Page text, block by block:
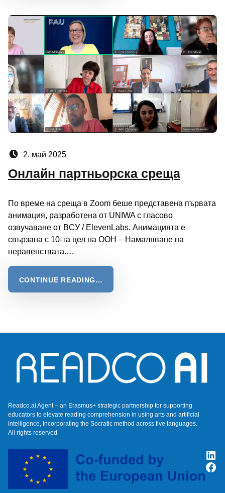
Posted on:
2. май 2025
Онлайн партньорска среща
По време на среща в Zoom беше представена първата
анимация, разработена от UNIWA с гласово
озвучаване от ВCУ / ElevenLabs. Анимацията е
свързана с 10-та цел на ООН – Намаляване на
неравенствата.…
CONTINUE READING…
Readco.ai Agent – an Erasmus+ strategic partnership for supporting
educators to elevate reading comprehension in using arts and artificial
intelligence, incorporating the Socratic method across five languages.
All rights reserved